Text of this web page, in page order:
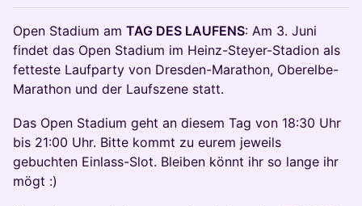
Open Stadium am TAG DES LAUFENS: Am 3. Juni
findet das Open Stadium im Heinz-Steyer-Stadion als
fetteste Laufparty von Dresden-Marathon, Oberelbe-
Marathon und der Laufszene statt.
Das Open Stadium geht an diesem Tag von 18:30 Uhr
bis 21:00 Uhr. Bitte kommt zu eurem jeweils
gebuchten Einlass-Slot. Bleiben könnt ihr so lange ihr
mögt :)